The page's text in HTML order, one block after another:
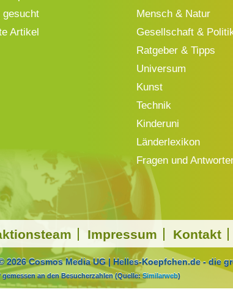
gesucht
Artikel
Mensch & Natur
Gesellschaft &
Ratgeber & Tipps
Universum
Kunst
Technik
Kinderuni
Länderlexikon
Fragen und
Impressum Kontakt
2026 Cosmos Media UG | Helles-Koepfchen.de - die
gemessen an den Besucherzahlen (Quelle:Similarweb)